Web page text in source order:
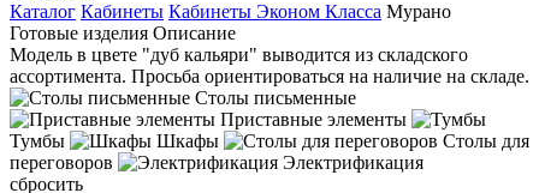
Каталог Кабинеты Кабинеты Эконом Класса Мурано
Готовые изделия Описание
Модель в цвете "дуб кальяри" выводится из складского
ассортимента. Просьба ориентироваться на наличие на складе.
Столы письменные
Приставные элементы
Тумбы
Шкафы
Столы для
переговоров
Электрификация
сбросить